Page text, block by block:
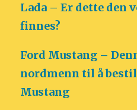
Lada – Er dette den
finnes?
Ford Mustang –
nordmenn til å
Mustang